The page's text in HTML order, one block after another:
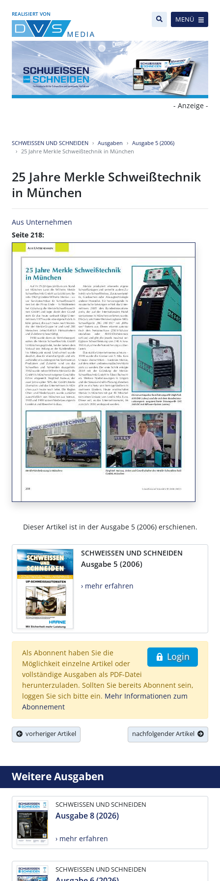
REALISIERT VON
MENÜ
- Anzeige -
SCHWEISSEN UND SCHNEIDEN Ausgaben
Ausgabe 5 (2006)
25 Jahre Merkle Schweißtechnik in München
25 Jahre Merkle Schweißtechnik
in München
Aus Unternehmen
Seite 218:
Dieser Artikel ist in der Ausgabe 5 (2006) erschienen.
SCHWEISSEN UND SCHNEIDEN
Ausgabe 5 (2006)
› mehr erfahren
Login
Als Abonnent haben Sie die
Möglichkeit einzelne Artikel oder
vollständige Ausgaben als PDF-Datei
herunterzuladen. Sollten Sie bereits Abonnent sein,
loggen Sie sich bitte ein. Mehr Informationen zum
Abonnement
vorheriger Artikel nachfolgender Artikel
Weitere Ausgaben
SCHWEISSEN UND SCHNEIDEN
Ausgabe 8 (2026)
› mehr erfahren
SCHWEISSEN UND SCHNEIDEN